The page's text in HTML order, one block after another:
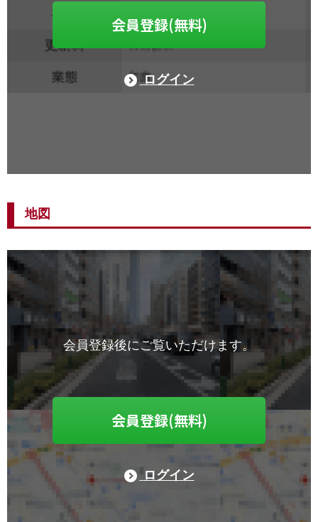
会員登録(無料)
ログイン
地図
会員登録後にご覧いただけます。
会員登録(無料)
ログイン